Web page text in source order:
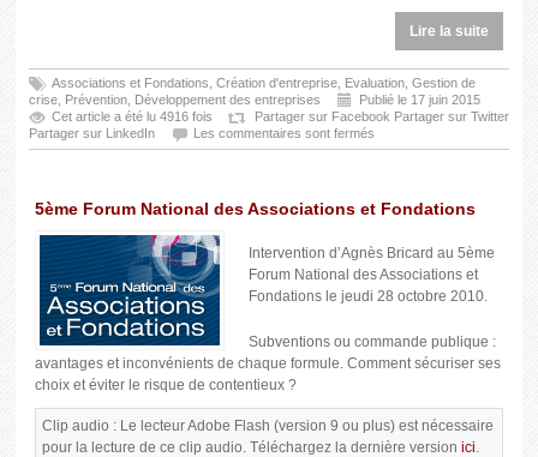
Lire la suite
Associations et Fondations Création d'entreprise, Evaluation, Gestion de
crise, Prévention, Développement des entreprises
Publié le 17 juin 2015
Cet article a été lu 4916 fois
Partager sur Facebook Partager sur Twitter
Partager sur LinkedIn
Les commentaires sont fermés
5ème Forum National des Associations et Fondations
Intervention d’Agnès Bricard au 5ème
Forum National des Associations et
Fondations le jeudi 28 octobre 2010.
Subventions ou commande publique :
avantages et inconvénients de chaque formule. Comment sécuriser ses
choix et éviter le risque de contentieux ?
Clip audio : Le lecteur Adobe Flash (version 9 ou plus) est nécessaire
pour la lecture de ce clip audio. Téléchargez la dernière version ici